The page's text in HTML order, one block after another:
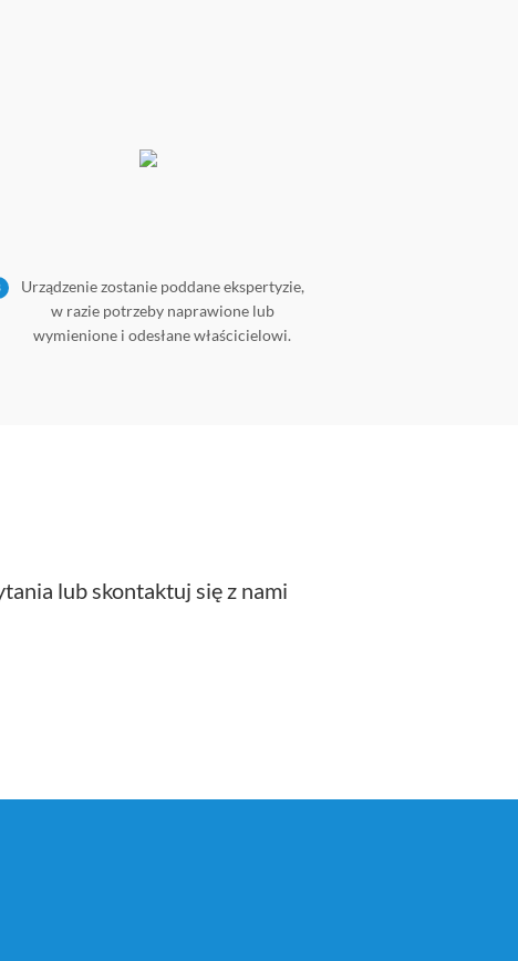
Urządzenie zostanie poddane ekspertyzie,
w razie potrzeby naprawione lub
wymienione i odesłane właścicielowi.
lub skontaktuj się z nami